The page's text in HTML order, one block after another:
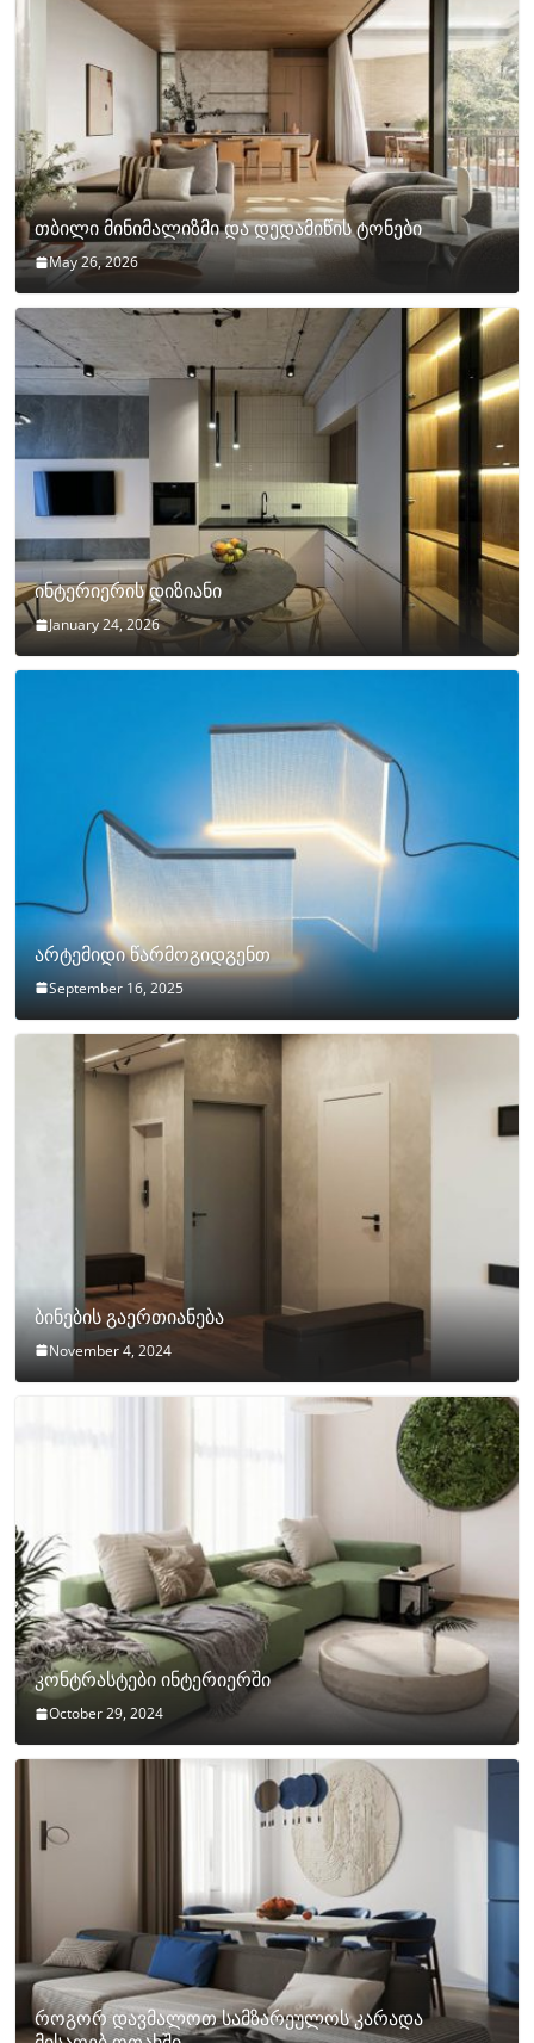
თბილი მინიმალიზმი და დედამიწის ტონები
May 26, 2026
ინტერიერის დიზიანი
January 24, 2026
არტემიდი წარმოგიდგენთ
September 16, 2025
ბინების გაერთიანება
November 4, 2024
კონტრასტები ინტერიერში
October 29, 2024
როგორ დავმალოთ სამზარეულოს კარადა